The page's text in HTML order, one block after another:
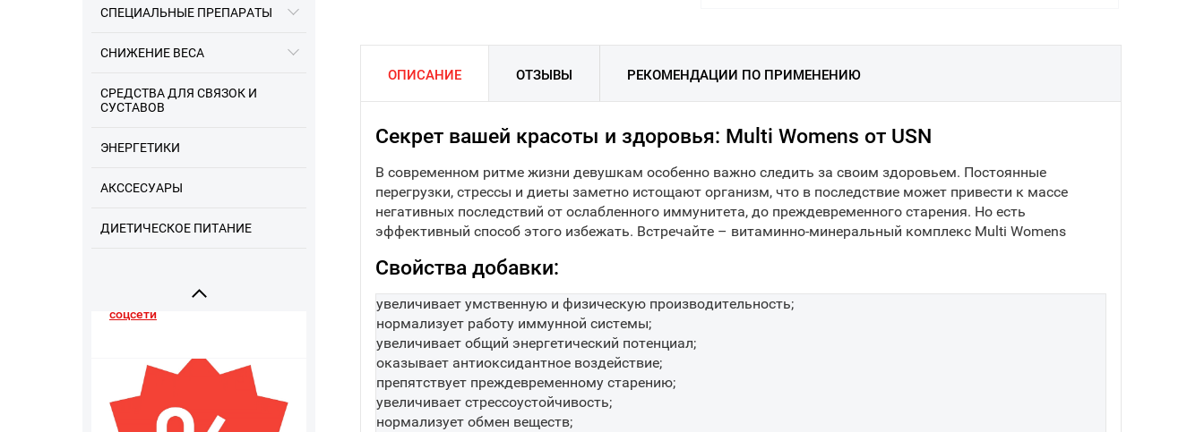
СПЕЦИАЛЬНЫЕ ПРЕПАРАТЫ
СНИЖЕНИЕ ВЕСА
СРЕДСТВА ДЛЯ СВЯЗОК И
СУСТАВОВ
ЭНЕРГЕТИКИ
АКССЕСУАРЫ
ДИЕТИЧЕСКОЕ ПИТАНИЕ
09.09.2025
ОПИСАНИЕ ОТЗЫВЫ РЕКОМЕНДАЦИИ ПО ПРИМЕНЕНИЮ
Секрет вашей красоты и здоровья: Multi Womens от USN
В современном ритме жизни девушкам особенно важно следить за своим здоровьем. Постоянные
перегрузки, стрессы и диеты заметно истощают организм, что в последствие может привести к массе
негативных последствий от ослабленного иммунитета, до преждевременного старения. Но есть
эффективный способ этого избежать. Встречайте – витаминно-минеральный комплекс Multi Womens
Свойства добавки:
увеличивает умственную и физическую производительность;
нормализует работу иммунной системы;
увеличивает общий энергетический потенциал;
оказывает антиоксидантное воздействие;
препятствует преждевременному старению;
увеличивает стрессоустойчивость;
нормализует обмен веществ;